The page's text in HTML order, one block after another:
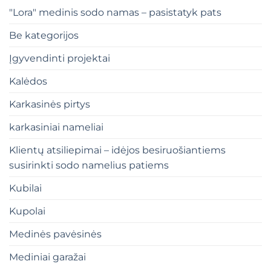
"Lora" medinis sodo namas – pasistatyk pats
Be kategorijos
Įgyvendinti projektai
Kalėdos
Karkasinės pirtys
karkasiniai nameliai
Klientų atsiliepimai – idėjos besiruošiantiems
susirinkti sodo namelius patiems
Kubilai
Kupolai
Medinės pavėsinės
Mediniai garažai